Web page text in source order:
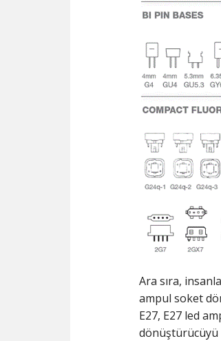
Ara sıra,
ampul soket
E27, E27 led
dönüştürücüyü